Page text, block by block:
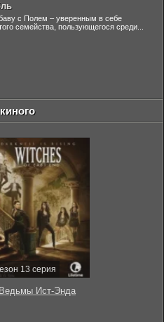
с Полем – уверенным в себе
семейства, пользующегося среди...
13 серия
Ведьмы Ист-Энда